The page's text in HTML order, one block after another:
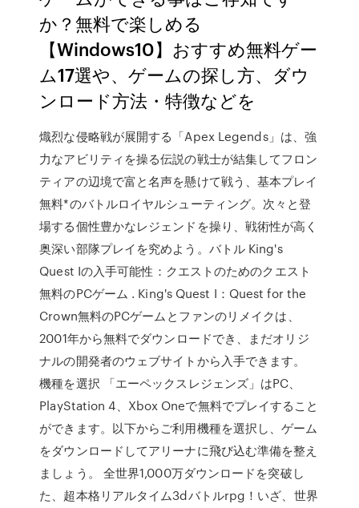
か？無料で楽しめる
【Windows10】おすすめ無料ゲー
ム17選や、ゲームの探し方、ダウ
ンロード方法・特徴などを
熾烈な侵略戦が展開する「Apex Legends」は、強
力なアビリティを操る伝説の戦士が結集してフロン
ティアの辺境で富と名声を懸けて戦う、基本プレイ
無料*のバトルロイヤルシューティング。次々と登
場する個性豊かなレジェンドを操り、戦術性が高く
奥深い部隊プレイを究めよう。バトル King's
Quest Iの入手可能性：クエストのためのクエスト
無料のPCゲーム . King's Quest I：Quest for the
Crown無料のPCゲームとファンのリメイクは、
2001年から無料でダウンロードでき、まだオリジ
ナルの開発者のウェブサイトから入手できます。
機種を選択 「エーペックスレジェンズ」はPC、
PlayStation 4、Xbox Oneで無料でプレイすること
ができます。以下からご利用機種を選択し、ゲーム
をダウンロードしてアリーナに飛び込む準備を整え
ましょう。 全世界1,000万ダウンロードを突破し
た、超本格リアルタイム3dバトルrpg！いざ、世界